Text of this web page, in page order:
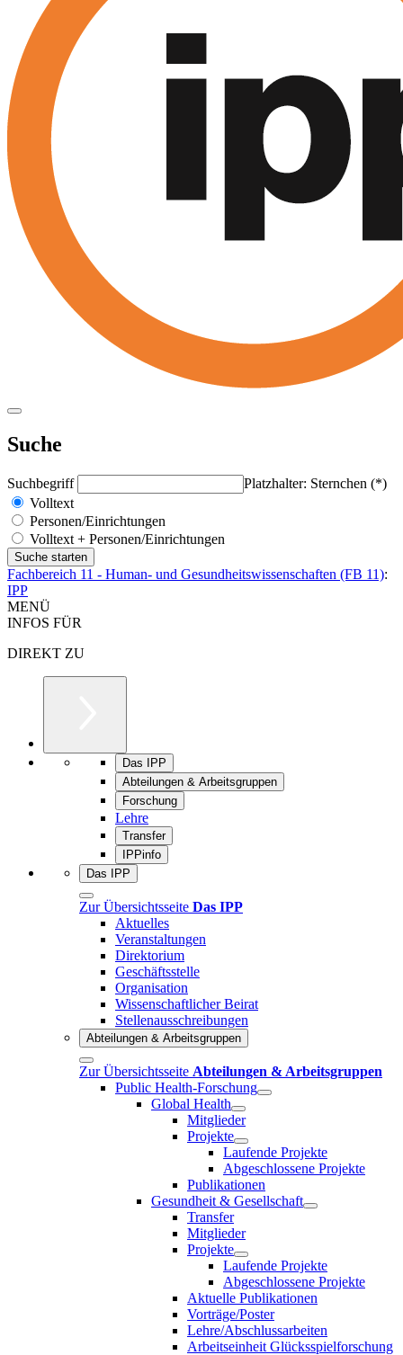
Suche
Suchbegriff
Platzhalter: Sternchen (*)
Volltext
Personen/Einrichtungen
Volltext + Personen/Einrichtungen
Fachbereich 11 - Human- und Gesundheitswissenschaften (FB 11):
IPP
MENÜ
INFOS FÜR
DIREKT ZU
Das IPP
Abteilungen & Arbeitsgruppen
Forschung
Lehre
Transfer
IPPinfo
Das IPP
Zur Übersichtsseite Das IPP
Aktuelles
Veranstaltungen
Direktorium
Geschäftsstelle
Organisation
Wissenschaftlicher Beirat
Stellenausschreibungen
Abteilungen & Arbeitsgruppen
Zur Übersichtsseite Abteilungen & Arbeitsgruppen
Public Health-Forschung
Global Health
Mitglieder
Projekte
Laufende Projekte
Abgeschlossene Projekte
Publikationen
Gesundheit & Gesellschaft
Transfer
Mitglieder
Projekte
Laufende Projekte
Abgeschlossene Projekte
Aktuelle Publikationen
Vorträge/Poster
Lehre/Abschlussarbeiten
Arbeitseinheit Glücksspielforschung